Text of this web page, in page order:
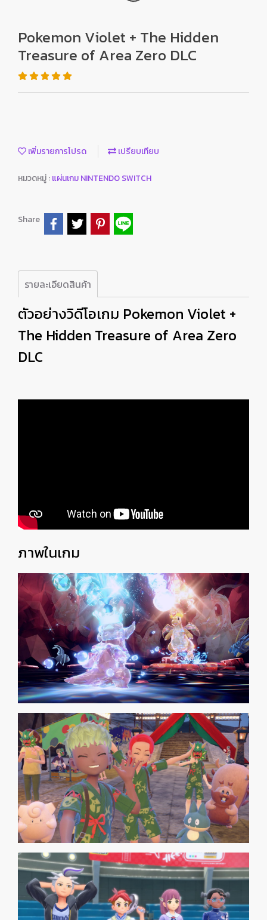
Pokemon Violet + The Hidden
Treasure of Area Zero DLC
เพิ่มรายการโปรด เปรียบเทียบ
หมวดหมู่ :แผ่นเกม NINTENDO SWITCH
Share
รายละเอียดสินค้า
ตัวอย่างวิดีโอเกม Pokemon Violet +
The Hidden Treasure of Area Zero
DLC
ภาพในเกม